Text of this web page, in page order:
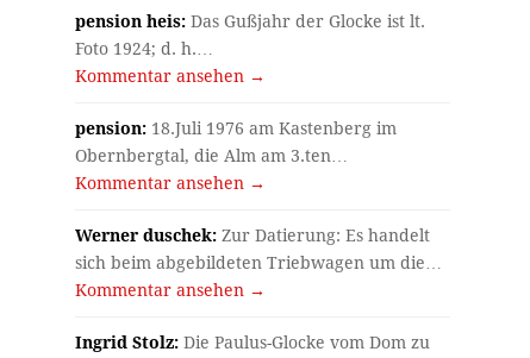
pension heis: Das Gußjahr der Glocke ist lt.
Foto 1924; d. h.…
Kommentar ansehen →
pension: 18.Juli 1976 am Kastenberg im
Obernbergtal, die Alm am 3.ten…
Kommentar ansehen →
Werner duschek: Zur Datierung: Es handelt
sich beim abgebildeten Triebwagen um die…
Kommentar ansehen →
Ingrid Stolz: Die Paulus-Glocke vom Dom zu